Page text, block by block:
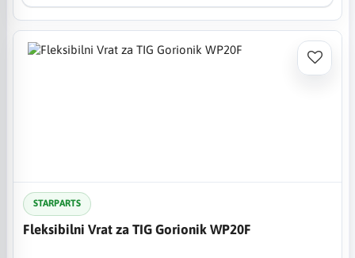
STARPARTS
Fleksibilni Vrat za TIG Gorionik WP20F